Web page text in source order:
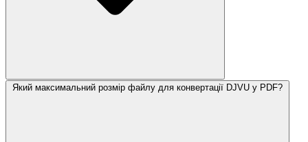
Який максимальний розмір файлу для конвертації DJVU у PDF?